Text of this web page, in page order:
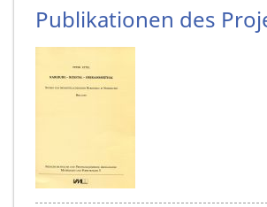
Publikationen des